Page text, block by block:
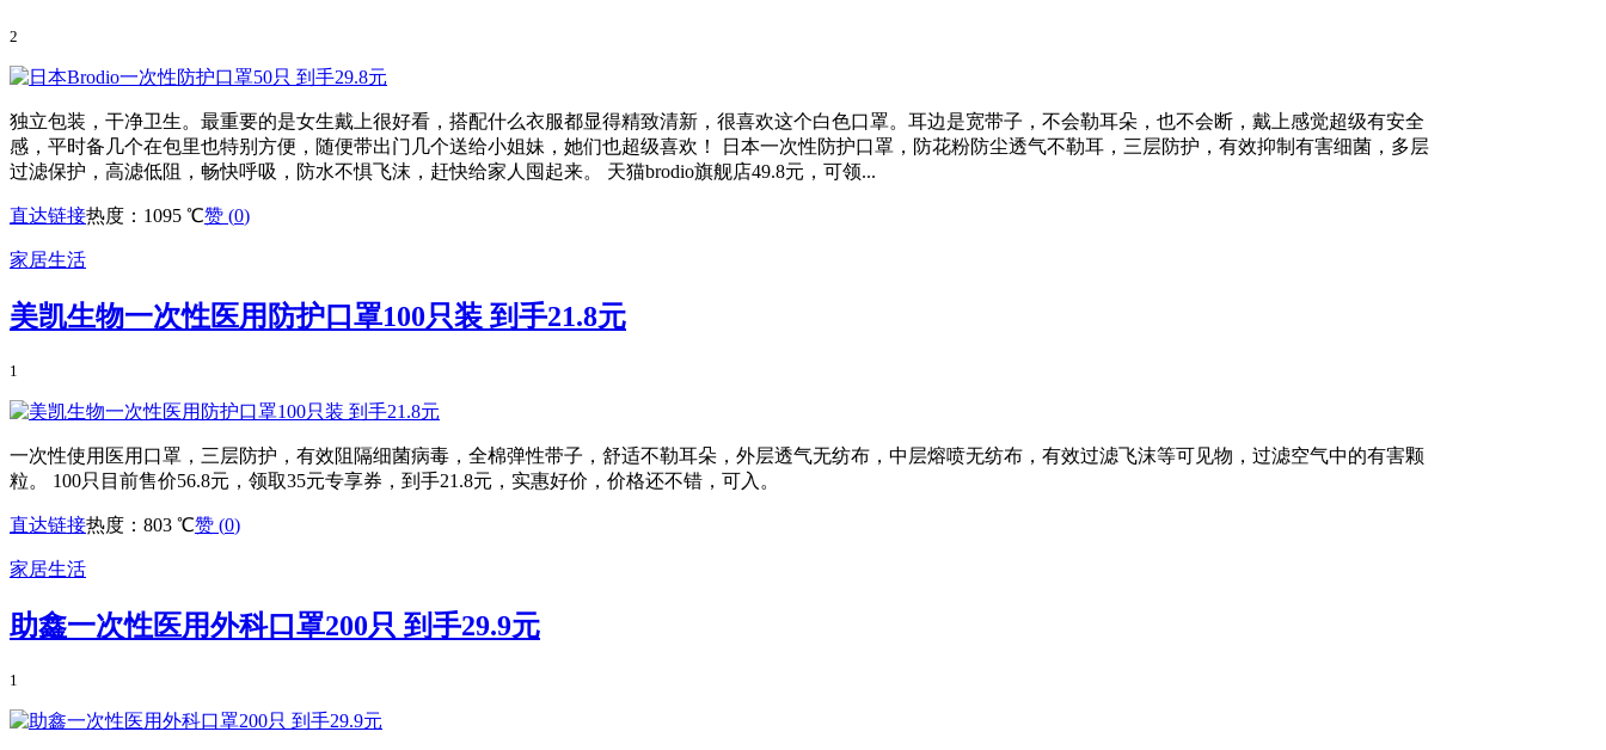
2
独立包装，干净卫生。最重要的是女生戴上很好看，搭配什么衣服都显得精致清新，很喜欢这个白色口罩。耳边是宽带子，不会勒耳朵，也不会断，戴上感觉超级有安全
感，平时备几个在包里也特别方便，随便带出门几个送给小姐妹，她们也超级喜欢！ 日本一次性防护口罩，防花粉防尘透气不勒耳，三层防护，有效抑制有害细菌，多层
过滤保护，高滤低阻，畅快呼吸，防水不惧飞沫，赶快给家人囤起来。 天猫brodio旗舰店49.8元，可领...
直达链接热度：1095 ℃赞 (0)
家居生活
美凯生物一次性医用防护口罩100只装 到手21.8元
1
一次性使用医用口罩，三层防护，有效阻隔细菌病毒，全棉弹性带子，舒适不勒耳朵，外层透气无纺布，中层熔喷无纺布，有效过滤飞沫等可见物，过滤空气中的有害颗
粒。 100只目前售价56.8元，领取35元专享券，到手21.8元，实惠好价，价格还不错，可入。
直达链接热度：803 ℃赞 (0)
家居生活
助鑫一次性医用外科口罩200只 到手29.9元
1